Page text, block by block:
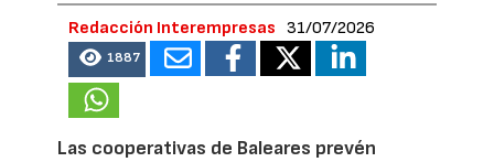
Redacción Interempresas 31/07/2026
1887
Las cooperativas de Baleares prevén